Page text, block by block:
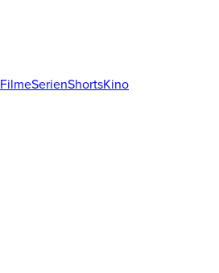
FilmeSerienShortsKino